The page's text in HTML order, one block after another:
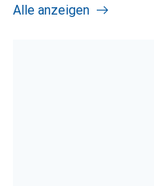
Alle anzeigen